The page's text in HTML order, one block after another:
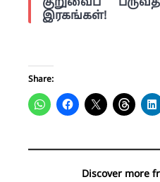
குறுவைப்
இரகங்கள்!
Share:
Discover more